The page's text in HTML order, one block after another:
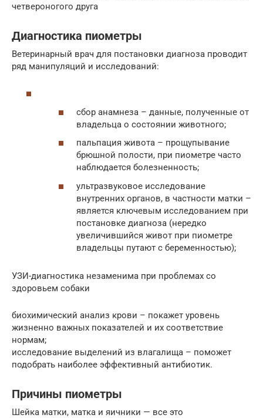
четвероногого друга
Диагностика пиометры
Ветеринарный врач для постановки диагноза проводит
ряд манипуляций и исследований:
сбор анамнеза – данные, полученные от
владельца о состоянии животного;
пальпация живота – прощупывание
брюшной полости, при пиометре часто
наблюдается болезненность;
ультразвуковое исследование
внутренних органов, в частности матки –
является ключевым исследованием при
постановке диагноза (нередко
увеличившийся живот при пиометре
владельцы путают с беременностью);
УЗИ-диагностика незаменима при проблемах со
здоровьем собаки
биохимический анализ крови – покажет уровень
жизненно важных показателей и их соответствие
нормам;
исследование выделений из влагалища – поможет
подобрать наиболее эффективный антибиотик.
Причины пиометры
Шейка матки, матка и яичники — все это